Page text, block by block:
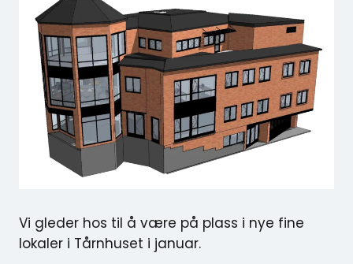
Vi gleder hos til å være på plass i nye fine
lokaler i Tårnhuset i januar.